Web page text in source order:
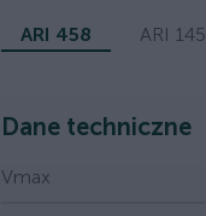
ARI 458 ARI 145
Dane techniczne
Vmax